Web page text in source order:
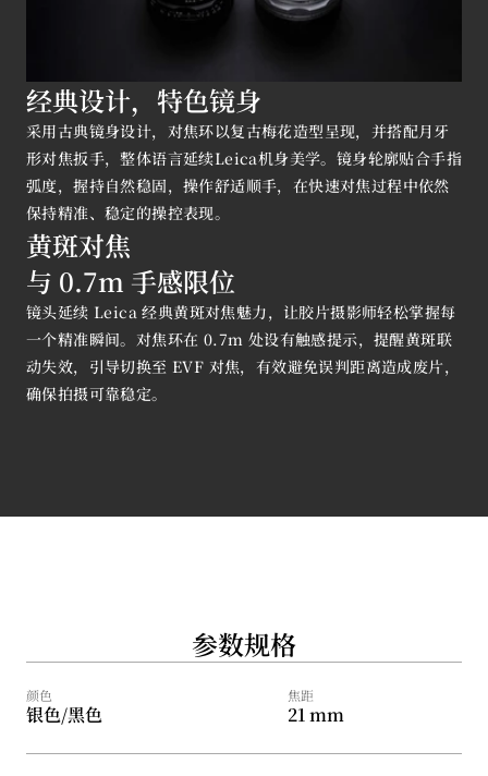
经典设计，特色镜身
采用古典镜身设计，对焦环以复古梅花造型呈现，并搭配月牙
形对焦扳手，整体语言延续Leica机身美学。镜身轮廓贴合手指
弧度，握持自然稳固，操作舒适顺手，在快速对焦过程中依然
保持精准、稳定的操控表现。
黄斑对焦
与 0.7m 手感限位
镜头延续 Leica 经典黄斑对焦魅力，让胶片摄影师轻松掌握每
一个精准瞬间。对焦环在 0.7m 处设有触感提示，提醒黄斑联
动失效，引导切换至 EVF 对焦，有效避免误判距离造成废片，
确保拍摄可靠稳定。
参数规格
颜色
银色/黑色
焦距
21 mm